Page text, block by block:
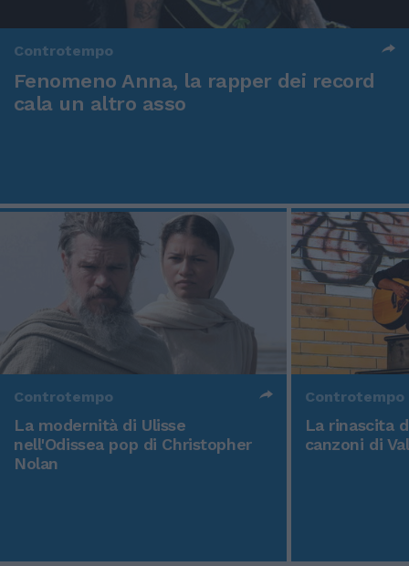
Controtempo
Fenomeno Anna, la rapper dei record
cala un altro asso
Controtempo
La modernità di Ulisse
nell'Odissea pop di Christopher
Nolan
Controtempo
La rinascita
canzoni di